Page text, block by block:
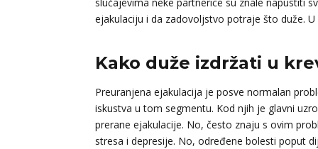
slučajevima neke partnerice su znale napustiti
ejakulaciju i da zadovoljstvo potraje što duže.
Kako duže izdržati u
Preuranjena ejakulacija je posve normalan
iskustva u tom segmentu. Kod njih je glavni
prerane ejakulacije. No, često znaju s ovim
stresa i depresije. No, određene bolesti poput